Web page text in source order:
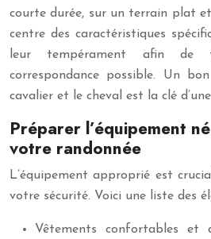
courte durée, sur un terrain plat
centre des caractéristiques
leur tempérament afin de
correspondance possible. Un
cavalier et le cheval est la clé
Préparer l’équipement
votre randonnée
L’équipement approprié est
votre sécurité. Voici une liste des
Vêtements confortables